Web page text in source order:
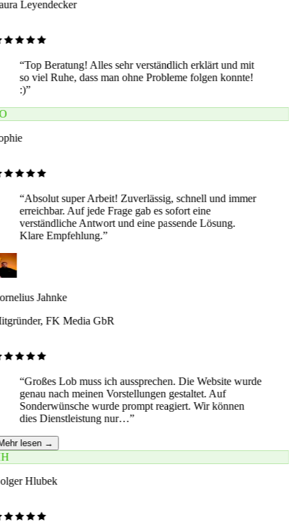
Leyendecker
“Top Beratung! Alles sehr verständlich erklärt und mit
so viel Ruhe, dass man ohne Probleme folgen konnte!
:)”
“Absolut super Arbeit! Zuverlässig, schnell und immer
erreichbar. Auf jede Frage gab es sofort eine
verständliche Antwort und eine passende Lösung.
Klare Empfehlung.”
Jahnke
FK Media GbR
“Großes Lob muss ich aussprechen. Die Website wurde
genau nach meinen Vorstellungen gestaltet. Auf
Sonderwünsche wurde prompt reagiert. Wir können
dies Dienstleistung nur…”
lesen →
Hlubek